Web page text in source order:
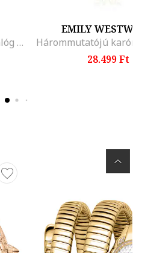
Kristályokkal díszített analóg karóra
EMILY
28.499 Ft